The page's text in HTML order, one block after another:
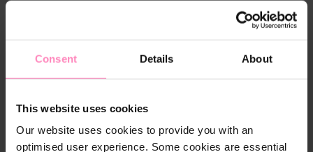
Consent Details About
This website uses cookies
Our website uses cookies to provide you with an
optimised user experience. Some cookies are essential
Anzahl der Benutzer: bis 20